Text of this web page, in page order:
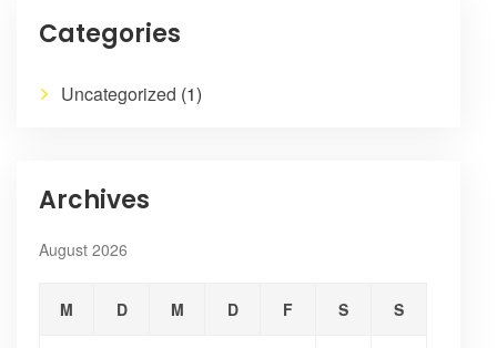
Categories
Uncategorized (1)
Archives
August 2026
M D M D F S S